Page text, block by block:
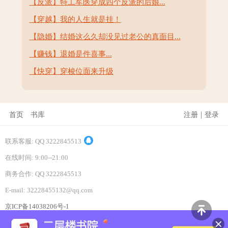
【反派】特工军医穿成四个反派的后娘...
【穿越】我的人生就是挂！
【隐婚】结婚这么久却没见过老公的真面目...
【赚钱】退婚是件喜事...
【快穿】穿梭位面来升级
首页 书库 注册 | 登录
联系客服: QQ 3222845513
在线时间: 9:00--21:00
商务合作: QQ 3222845513
E-mail: 32228455132@qq.com
京ICP备14038206号-1